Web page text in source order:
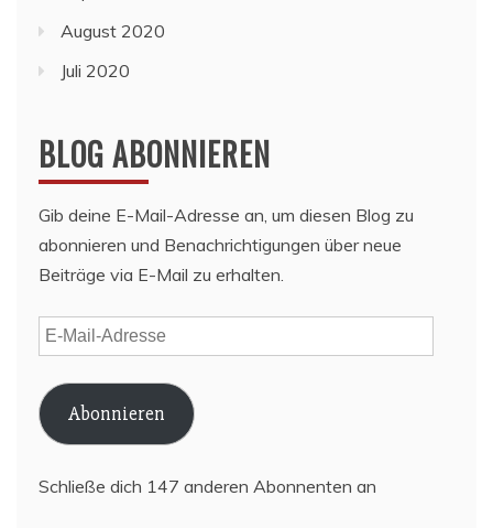
August 2020
Juli 2020
BLOG ABONNIEREN
Gib deine E-Mail-Adresse an, um diesen Blog zu
abonnieren und Benachrichtigungen über neue
Beiträge via E-Mail zu erhalten.
E-
Mail-
Adresse
Abonnieren
Schließe dich 147 anderen Abonnenten an